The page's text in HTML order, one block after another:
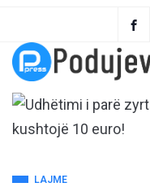
LAJME